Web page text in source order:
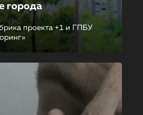
города
проекта +1 и ГПБУ